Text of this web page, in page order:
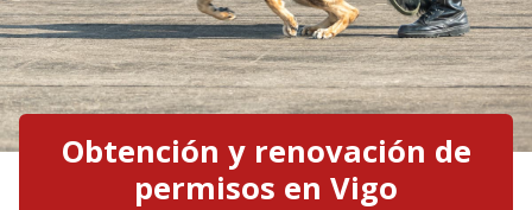
Obtención y renovación de
permisos en Vigo